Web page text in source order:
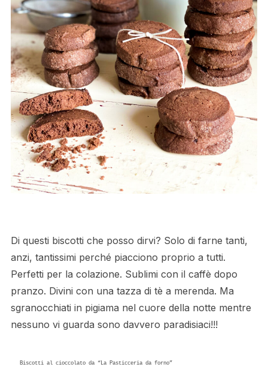
Di questi biscotti che posso dirvi? Solo di farne tanti,
anzi, tantissimi perché piacciono proprio a tutti.
Perfetti per la colazione. Sublimi con il caffè dopo
pranzo. Divini con una tazza di tè a merenda. Ma
sgranocchiati in pigiama nel cuore della notte mentre
nessuno vi guarda sono davvero paradisiaci!!!
Biscotti al cioccolato da “La Pasticceria da forno”